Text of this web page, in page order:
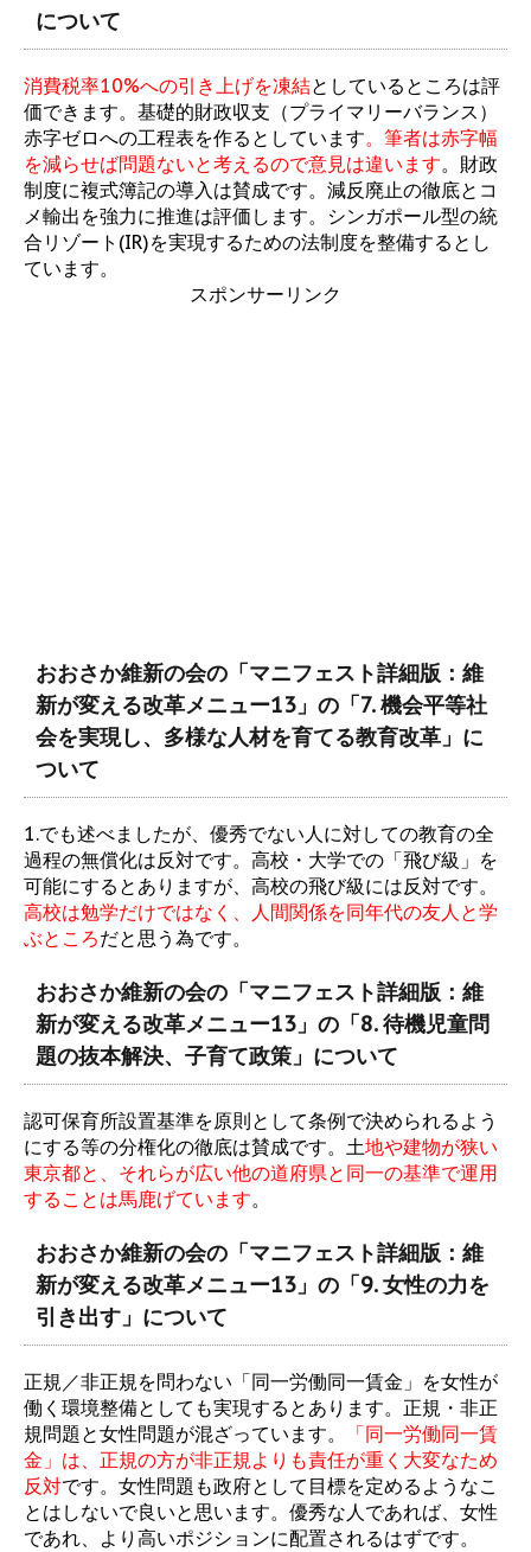
について
消費税率10%への引き上げを凍結としているところは評
価できます。基礎的財政収支（プライマリーバランス）
赤字ゼロへの工程表を作るとしています。筆者は赤字幅
を減らせば問題ないと考えるので意見は違います。財政
制度に複式簿記の導入は賛成です。減反廃止の徹底とコ
メ輸出を強力に推進は評価します。シンガポール型の統
合リゾート(IR)を実現するための法制度を整備するとし
ています。
スポンサーリンク
おおさか維新の会の「マニフェスト詳細版：維
新が変える改革メニュー13」の「7. 機会平等社
会を実現し、多様な人材を育てる教育改革」に
ついて
1.でも述べましたが、優秀でない人に対しての教育の全
過程の無償化は反対です。高校・大学での「飛び級」を
可能にするとありますが、高校の飛び級には反対です。
高校は勉学だけではなく、人間関係を同年代の友人と学
ぶところだと思う為です。
おおさか維新の会の「マニフェスト詳細版：維
新が変える改革メニュー13」の「8. 待機児童問
題の抜本解決、子育て政策」について
認可保育所設置基準を原則として条例で決められるよう
にする等の分権化の徹底は賛成です。土地や建物が狭い
東京都と、それらが広い他の道府県と同一の基準で運用
することは馬鹿げています。
おおさか維新の会の「マニフェスト詳細版：維
新が変える改革メニュー13」の「9. 女性の力を
引き出す」について
正規／非正規を問わない「同一労働同一賃金」を女性が
働く環境整備としても実現するとあります。正規・非正
規問題と女性問題が混ざっています。
「同一労働同一賃
金」は、正規の方が非正規よりも責任が重く大変なため
反対です。女性問題も政府として目標を定めるようなこ
とはしないで良いと思います。優秀な人であれば、女性
であれ、より高いポジションに配置されるはずです。